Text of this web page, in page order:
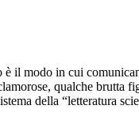
il modo in cui
qualche brutta
della “letteratura